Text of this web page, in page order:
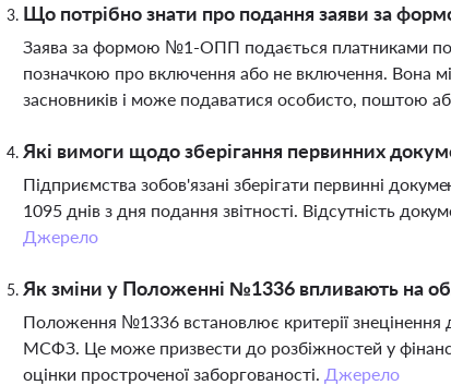
Що потрібно знати про подання заяви за
Заява за формою №1-ОПП подається платниками
позначкою про включення або не включення. Вона
засновників і може подаватися особисто, поштою
Які вимоги щодо зберігання первинних
Підприємства зобов'язані зберігати первинні
1095 днів з дня подання звітності. Відсутність
Джерело
Як зміни у Положенні №1336 впливають на
Положення №1336 встановлює критерії знецінення
МСФЗ. Це може призвести до розбіжностей у
оцінки простроченої заборгованості. Джерело